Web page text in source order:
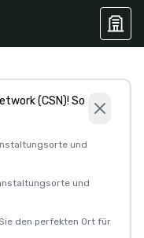
(CSN)! So
und
und
den perfekten Ort für